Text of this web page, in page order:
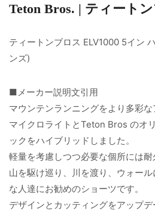
Teton Bros. | ティート
ティートンブロス ELV1000 5イン
ンズ)
■メーカー説明文引用
マウンテンランニングをより多彩な
マイクロライトとTeton Bros のオ
ックをハイブリッドしました。
軽量を考慮しつつ必要な個所には耐
山を駆け巡り、川を渡り、ウォー
な人達にお勧めのショーツです。
デザインとカッティングをアップ